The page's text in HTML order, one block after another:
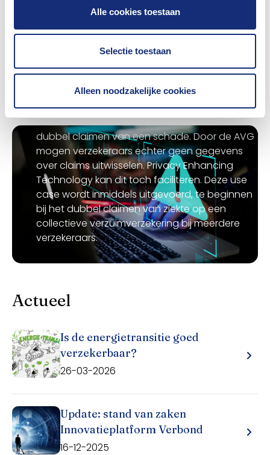
Alle cookies toestaan
Selectie toestaan
Alleen noodzakelijke cookies
eventueel kan verbeteren en op welke manier.
Er is een pilot-applicatie ontwikkeld waarin
schadevrije jaren centraal worden berekend
technologie.
Voorkomen verzuimfraude
Door fraude te verhinderen, voorkomen we dat
bonafide klanten lijden onder fraudeurs.
Fraudeurs beperken zich niet tot één
verzekeraar. Een voorbeeld hiervan is het
dubbel claimen van een schade. Door de AVG
mogen verzekeraars echter geen gegevens
over claims uitwisselen. Privacy Enhancing
Technology kan dit toch faciliteren. Deze use
case wordt inmiddels uitgevoerd, te beginnen
bij het dubbel claimen van ziekte op een
collectieve verzuimverzekering bij meerdere
verzekeraars.
Actueel
Is de energietransitie goed
verzekerbaar?
26-03-2026
Update: stand van zaken
Innovatieplatform Verbond
16-12-2025